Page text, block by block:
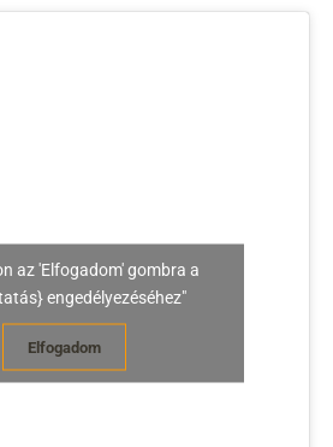
az 'Elfogadom' gombra a
engedélyezéséhez"
Elfogadom